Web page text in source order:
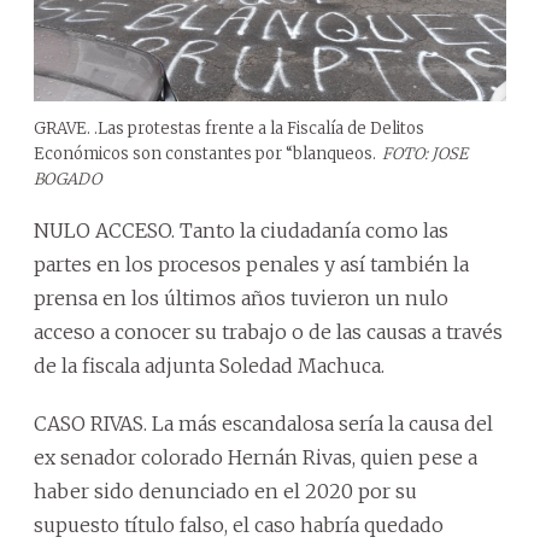
GRAVE. .Las protestas frente a la Fiscalía de Delitos
Económicos son constantes por “blanqueos. FOTO: JOSE
BOGADO
NULO ACCESO. Tanto la ciudadanía como las
partes en los procesos penales y así también la
prensa en los últimos años tuvieron un nulo
acceso a conocer su trabajo o de las causas a través
de la fiscala adjunta Soledad Machuca.
CASO RIVAS. La más escandalosa sería la causa del
ex senador colorado Hernán Rivas, quien pese a
haber sido denunciado en el 2020 por su
supuesto título falso, el caso habría quedado